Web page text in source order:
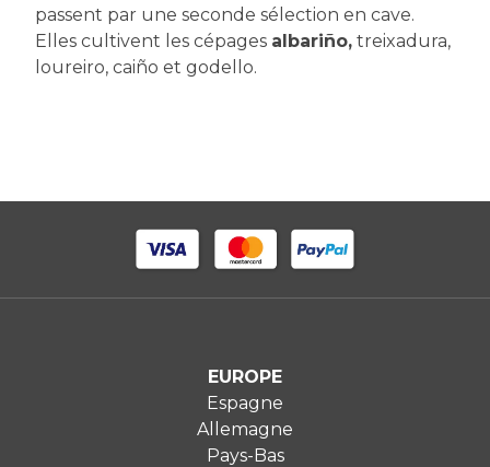
passent par une seconde sélection en cave.
Elles cultivent les cépages albariño, treixadura,
loureiro, caiño et godello.
EUROPE
Espagne
Allemagne
Pays-Bas